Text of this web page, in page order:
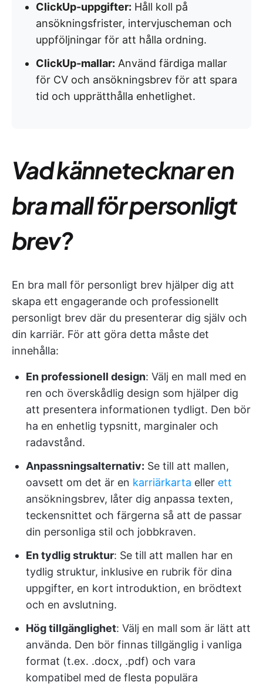
ClickUp-uppgifter: Håll koll på
ansökningsfrister, intervjuscheman och
uppföljningar för att hålla ordning.
ClickUp-mallar: Använd färdiga mallar
för CV och ansökningsbrev för att spara
tid och upprätthålla enhetlighet.
Vad kännetecknar en
bra mall för personligt
brev?
En bra mall för personligt brev hjälper dig att
skapa ett engagerande och professionellt
personligt brev där du presenterar dig själv och
din karriär. För att göra detta måste det
innehålla:
En professionell design: Välj en mall med en
ren och överskådlig design som hjälper dig
att presentera informationen tydligt. Den bör
ha en enhetlig typsnitt, marginaler och
radavstånd.
Anpassningsalternativ: Se till att mallen,
oavsett om det är en karriärkarta eller ett
ansökningsbrev, låter dig anpassa texten,
teckensnittet och färgerna så att de passar
din personliga stil och jobbkraven.
En tydlig struktur: Se till att mallen har en
tydlig struktur, inklusive en rubrik för dina
uppgifter, en kort introduktion, en brödtext
och en avslutning.
Hög tillgänglighet: Välj en mall som är lätt att
använda. Den bör finnas tillgänglig i vanliga
format (t.ex. .docx, .pdf) och vara
kompatibel med de flesta populära